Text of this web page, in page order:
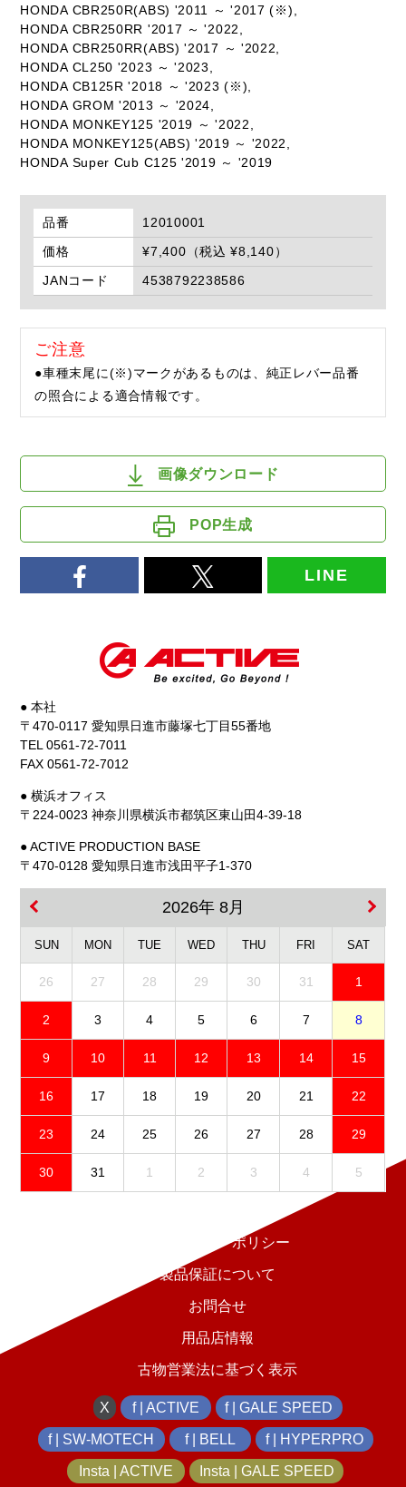
HONDA CBR250R(ABS) '2011 ～ '2017 (※),
HONDA CBR250RR '2017 ～ '2022,
HONDA CBR250RR(ABS) '2017 ～ '2022,
HONDA CL250 '2023 ～ '2023,
HONDA CB125R '2018 ～ '2023 (※),
HONDA GROM '2013 ～ '2024,
HONDA MONKEY125 '2019 ～ '2022,
HONDA MONKEY125(ABS) '2019 ～ '2022,
HONDA Super Cub C125 '2019 ～ '2019
品番
12010001
価格
¥7,400（税込 ¥8,140）
JANコード
4538792238586
ご注意
●車種末尾に(※)マークがあるものは、純正レバー品番
の照合による適合情報です。
画像ダウンロード
POP生成
LINE
● 本社
〒470-0117 愛知県日進市藤塚七丁目55番地
TEL 0561-72-7011
FAX 0561-72-7012
● 横浜オフィス
〒224-0023 神奈川県横浜市都筑区東山田4-39-18
● ACTIVE PRODUCTION BASE
〒470-0128 愛知県日進市浅田平子1-370
2026年 8月
SUN MON TUE WED THU FRI SAT
26 27 28 29 30 31 1
2 3 4 5 6 7 8
9 10 11 12 13 14 15
16 17 18 19 20 21 22
23 24 25 26 27 28 29
30 31 1 2 3 4 5
プライバシーポリシー
製品保証について
お問合せ
用品店情報
古物営業法に基づく表示
X f | ACTIVE f | GALE SPEED
f | SW-MOTECH f | BELL f | HYPERPRO
Insta | ACTIVE Insta | GALE SPEED